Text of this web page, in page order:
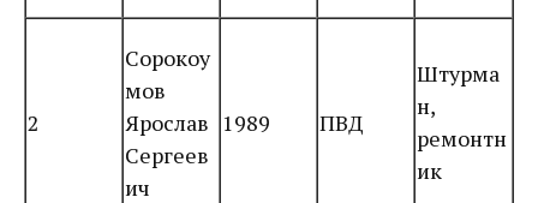
2
Сорокоу
мов
Ярослав
Сергеев
ич
1989 ПВД
Штурма
н,
ремонтн
ик